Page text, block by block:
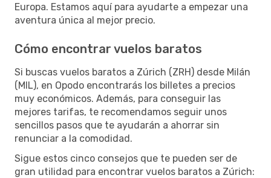
Europa. Estamos aquí para ayudarte a empezar una
aventura única al mejor precio.
Cómo encontrar vuelos baratos
Si buscas vuelos baratos a Zúrich (ZRH) desde Milán
(MIL), en Opodo encontrarás los billetes a precios
muy económicos. Además, para conseguir las
mejores tarifas, te recomendamos seguir unos
sencillos pasos que te ayudarán a ahorrar sin
renunciar a la comodidad.
Sigue estos cinco consejos que te pueden ser de
gran utilidad para encontrar vuelos baratos a Zúrich: